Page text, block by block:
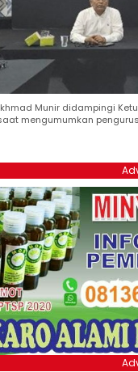
Munir didampingi
mengumumkan